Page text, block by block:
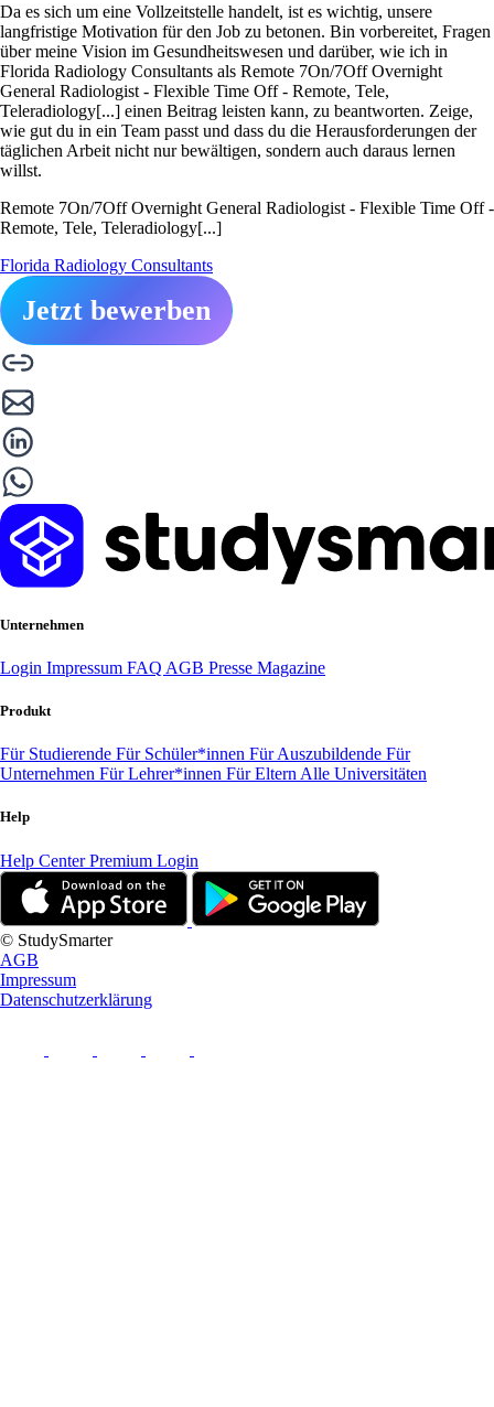
Da es sich um eine Vollzeitstelle handelt, ist es wichtig, unsere
langfristige Motivation für den Job zu betonen. Bin vorbereitet, Fragen
über meine Vision im Gesundheitswesen und darüber, wie ich in
Florida Radiology Consultants als Remote 7On/7Off Overnight
General Radiologist - Flexible Time Off - Remote, Tele,
Teleradiology[...] einen Beitrag leisten kann, zu beantworten. Zeige,
wie gut du in ein Team passt und dass du die Herausforderungen der
täglichen Arbeit nicht nur bewältigen, sondern auch daraus lernen
willst.
Remote 7On/7Off Overnight General Radiologist - Flexible Time Off -
Remote, Tele, Teleradiology[...]
Florida Radiology Consultants
Jetzt bewerben
Unternehmen
Login Impressum FAQ AGB Presse Magazine
Produkt
Für Studierende Für Schüler*innen Für Auszubildende Für
Unternehmen Für Lehrer*innen Für Eltern Alle Universitäten
Help
Help CenterPremium Login
© StudySmarter
AGB
Impressum
Datenschutzerklärung